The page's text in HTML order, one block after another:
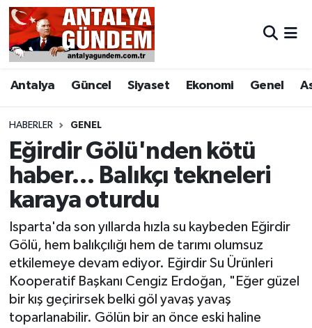
Antalya Güncel Siyaset Ekonomi Genel
HABERLER GENEL
Eğirdir Gölü'nden kötü
haber… Balıkçı tekneleri
karaya oturdu
Isparta'da son yıllarda hızla su kaybeden Eğirdir
Gölü, hem balıkçılığı hem de tarımı olumsuz
etkilemeye devam ediyor. Eğirdir Su Ürünleri
Kooperatif Başkanı Cengiz Erdoğan, "Eğer güzel
bir kış geçirirsek belki göl yavaş yavaş
toparlanabilir. Gölün bir an önce eski haline
Antalya
Asayiş
Bilim & Teknoloji
Bölge
EĞİTİM
Ekonomi
Genel
Görüntülü Haber
Antalya Nöbetçi Eczaneler
Antalya Hava Durumu
Antalya Namaz Vakitleri
Antalya Trafik Yoğunluk Haritası
Süper Lig Puan Durumu ve Fikstür
Tüm Manşetler
Son Dakika Haberleri
Haber Arşivi